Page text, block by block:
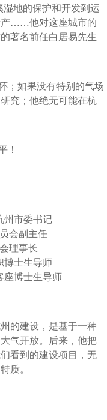
地的保护和开发到运
产……他对这座城市的
著名前任白居易先生
如果没有特别的气场
究；他绝无可能在杭
！
州市委书记
会副主任
理事长
博士生导师
座博士生导师
的建设，是基于一种
气开放。后来，他把
看到的建设项目，无
质。